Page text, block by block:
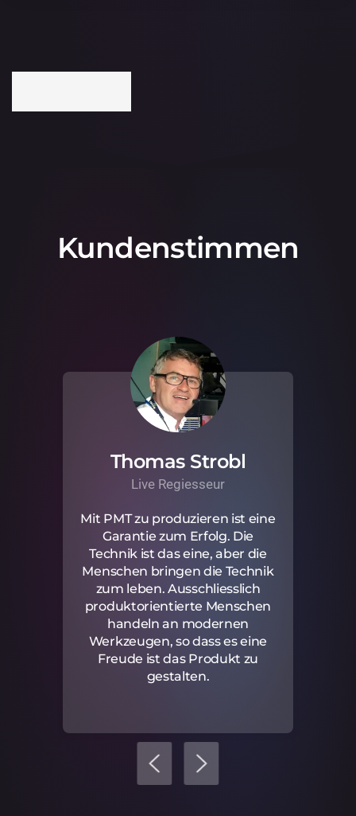
Kundenstimmen
Thomas Strobl
Live Regiesseur
Mit PMT zu produzieren ist eine
Garantie zum Erfolg. Die
Technik ist das eine, aber die
Menschen bringen die Technik
zum leben. Ausschliesslich
produktorientierte Menschen
handeln an modernen
Werkzeugen, so dass es eine
Freude ist das Produkt zu
gestalten.